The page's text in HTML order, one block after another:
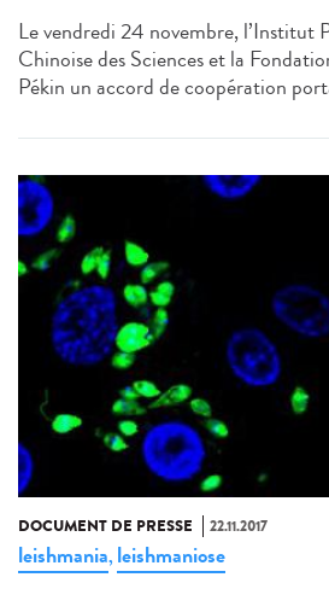
Le vendredi 24 novembre, l’Institut
Chinoise des Sciences et la
Pékin un accord de coopération
DOCUMENT DE PRESSE 22.11.2017
leishmania, leishmaniose